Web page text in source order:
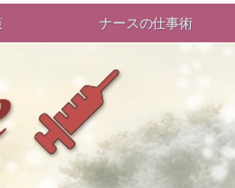
ナースの仕事術